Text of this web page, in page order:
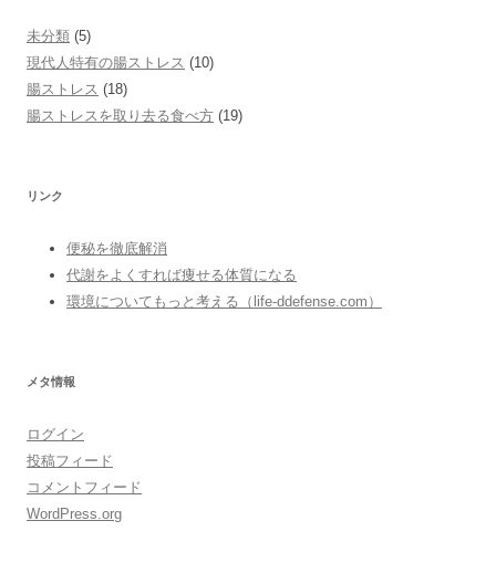
未分類 (5)
現代人特有の腸ストレス (10)
腸ストレス (18)
腸ストレスを取り去る食べ方 (19)
リンク
便秘を徹底解消
代謝をよくすれば痩せる体質になる
環境についてもっと考える（life-ddefense.com）
メタ情報
ログイン
投稿フィード
コメントフィード
WordPress.org